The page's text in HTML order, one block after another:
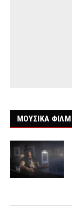
ΜΟΥΣΙΚΑ ΦΙΛΜ